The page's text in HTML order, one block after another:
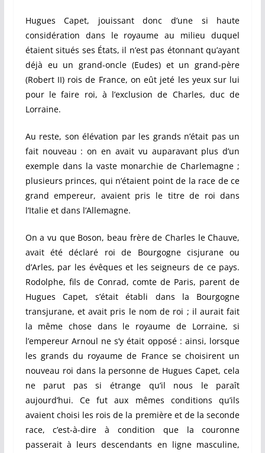
Hugues Capet, jouissant donc d’une si haute
considération dans le royaume au milieu duquel
étaient situés ses États, il n’est pas étonnant qu’ayant
déjà eu un grand-oncle (Eudes) et un grand-père
(Robert II) rois de France, on eût jeté les yeux sur lui
pour le faire roi, à l’exclusion de Charles, duc de
Lorraine.
Au reste, son élévation par les grands n’était pas un
fait nouveau : on en avait vu auparavant plus d’un
exemple dans la vaste monarchie de Charlemagne ;
plusieurs princes, qui n’étaient point de la race de ce
grand empereur, avaient pris le titre de roi dans
l’Italie et dans l’Allemagne.
On a vu que Boson, beau frère de Charles le Chauve,
avait été déclaré roi de Bourgogne cisjurane ou
d’Arles, par les évêques et les seigneurs de ce pays.
Rodolphe, fils de Conrad, comte de Paris, parent de
Hugues Capet, s’était établi dans la Bourgogne
transjurane, et avait pris le nom de roi ; il aurait fait
la même chose dans le royaume de Lorraine, si
l’empereur Arnoul ne s’y était opposé : ainsi, lorsque
les grands du royaume de France se choisirent un
nouveau roi dans la personne de Hugues Capet, cela
ne parut pas si étrange qu’il nous le paraît
aujourd’hui. Ce fut aux mêmes conditions qu’ils
avaient choisi les rois de la première et de la seconde
race, c’est-à-dire à condition que la couronne
passerait à leurs descendants en ligne masculine,